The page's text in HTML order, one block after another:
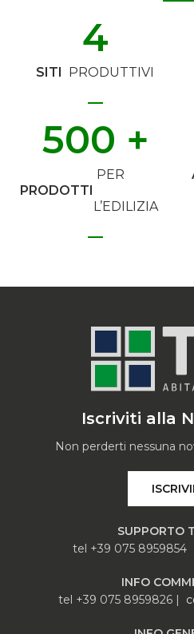
SITI PRODUTTIVI
4
PRODOTTI
PER
L’EDILIZIA
500 +
Iscriviti alla
Non perderti nessuna
SUPPORTO
tel +39 075 8959854
INFO
tel +39 075 8959826 |